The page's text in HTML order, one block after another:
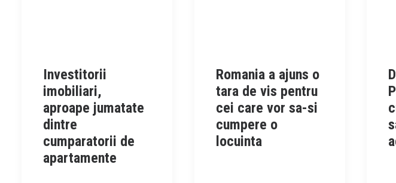
Investitorii
imobiliari,
aproape jumatate
dintre
cumparatorii de
apartamente
Romania a ajuns o
tara de vis pentru
cei care vor sa-si
cumpere o
locuinta